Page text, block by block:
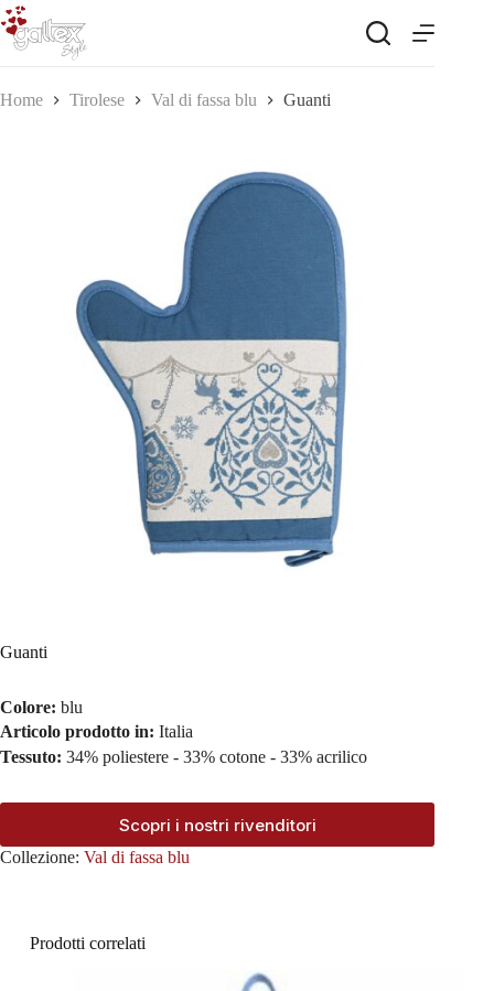
Salta
al
contenuto
Home Tirolese Val di fassa blu Guanti
Guanti
Colore: blu
Articolo prodotto in: Italia
Tessuto: 34% poliestere - 33% cotone - 33% acrilico
Scopri i nostri rivenditori
Collezione: Val di fassa blu
Prodotti correlati